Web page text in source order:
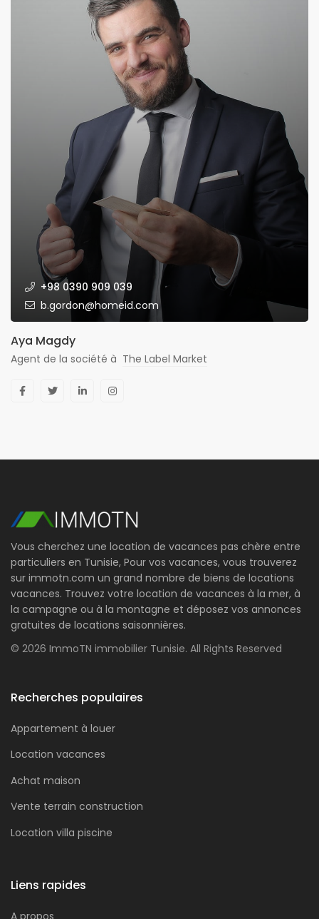
+98 0390 909 039
b.gordon@homeid.com
Aya Magdy
Agent de la société à The Label Market
Vous cherchez une location de vacances pas chère entre
particuliers en Tunisie, Pour vos vacances, vous trouverez
sur immotn.com un grand nombre de biens de locations
vacances. Trouvez votre location de vacances à la mer, à
la campagne ou à la montagne et déposez vos annonces
gratuites de locations saisonnières.
© 2026 ImmoTN immobilier Tunisie. All Rights Reserved
Recherches populaires
Appartement à louer
Location vacances
Achat maison
Vente terrain construction
Location villa piscine
Liens rapides
A propos